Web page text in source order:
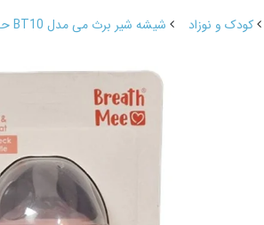
کودک و نوزاد شیشه شیر برث می مدل BT10 حجم 270 میلی لیتر